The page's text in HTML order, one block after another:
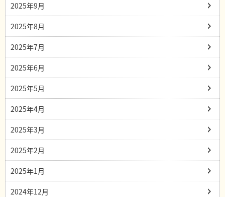
2025年9月
2025年8月
2025年7月
2025年6月
2025年5月
2025年4月
2025年3月
2025年2月
2025年1月
2024年12月